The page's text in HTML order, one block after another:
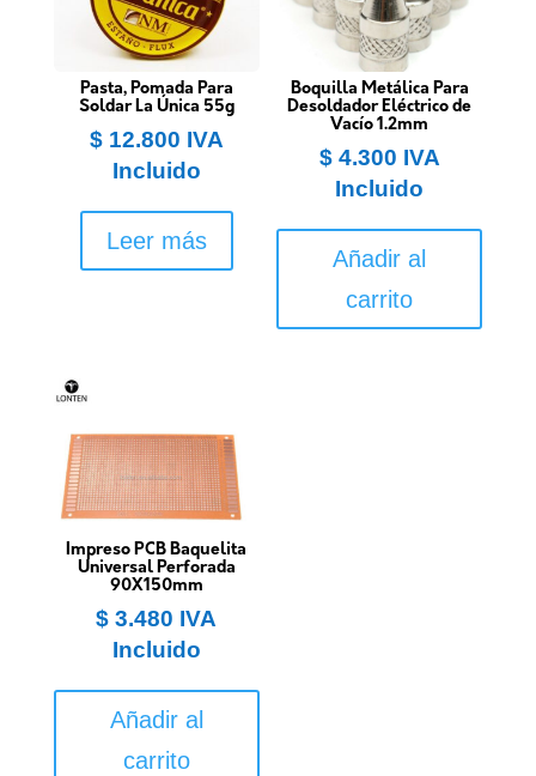
Pasta, Pomada Para
Soldar La Única 55g
$12.800 IVA
Incluido
Leer más
Boquilla Metálica Para
Desoldador Eléctrico de
Vacío 1.2mm
$4.300 IVA
Incluido
Añadir al
carrito
Impreso PCB Baquelita
Universal Perforada
90X150mm
$ 3.480 IVA
Incluido
Añadir al
carrito